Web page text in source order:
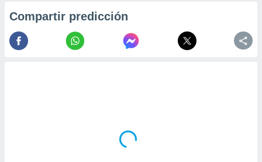
Compartir predicción